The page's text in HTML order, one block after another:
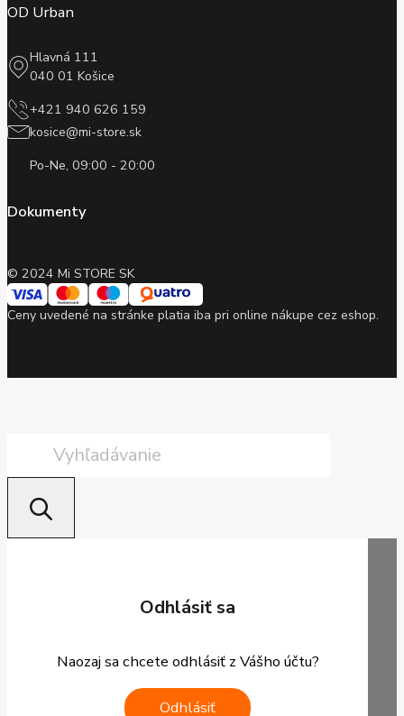
OD Urban
Hlavná 111
040 01 Košice
+421 940 626 159
kosice@mi-store.sk
Po-Ne, 09:00 - 20:00
Dokumenty
© 2024 Mi STORE SK
Ceny uvedené na stránke platia iba pri online nákupe cez eshop.
Odhlásiť sa
Naozaj sa chcete odhlásiť z Vášho účtu?
Odhlásiť